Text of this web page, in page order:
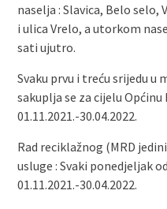
naselja : Slavica, Belo selo,
i ulica Vrelo, a utorkom
sati ujutro.
Svaku prvu i treću srijedu u
sakuplja se za cijelu Općinu
01.11.2021.-30.04.2022.
Rad reciklažnog (MRD
usluge : Svaki ponedjeljak
01.11.2021.-30.04.2022.